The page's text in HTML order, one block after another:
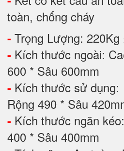
toàn, chống cháy
- Trọng Lượng: 220Kg
- Kích thước ngoài:
600 * Sâu 600mm
- Kích thước sử
Rộng 490 * Sâu
- Kích thước ngăn
400 * Sâu 400mm